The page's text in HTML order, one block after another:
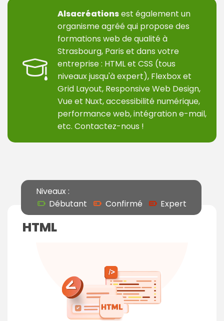
Alsacréationsest également un
organisme agréé qui propose des
formations web de qualité à
Strasbourg, Paris et dans votre
entreprise : HTML et CSS (tous
niveaux jusqu'à expert), Flexbox et
Grid Layout, Responsive Web Design,
Vue et Nuxt, accessibilité numérique,
performance web, intégration e-mail,
etc. Contactez-nous !
Niveaux :
Débutant
Confirmé Expert
HTML